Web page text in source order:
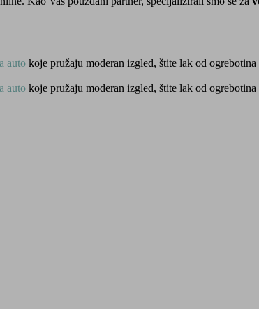
auto koje pružaju moderan izgled, štite lak od
auto koje pružaju moderan izgled, štite lak od